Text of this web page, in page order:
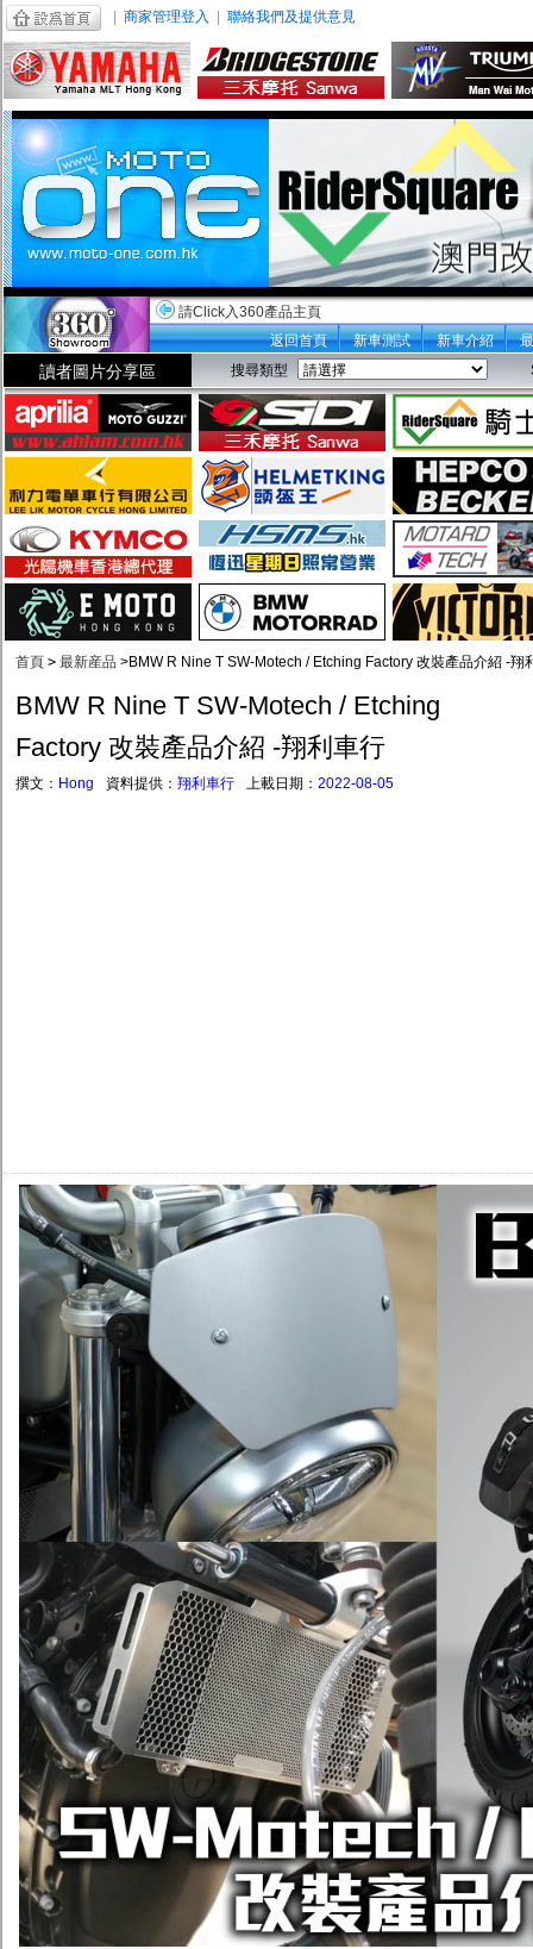
商家管理登入 聯絡我們及提供意見
請Click入360產品主頁
返回首頁
新車測試 新車介紹
讀者圖片分享區 搜尋類型
首頁 > 最新産品 >BMW R Nine T SW-Motech / Etching Factory 改裝產品介紹 -翔
BMW R Nine T SW-Motech / Etching
Factory 改裝產品介紹 -翔利車行
撰文： Hong 資料提供： 翔利車行 上載日期： 2022-08-05